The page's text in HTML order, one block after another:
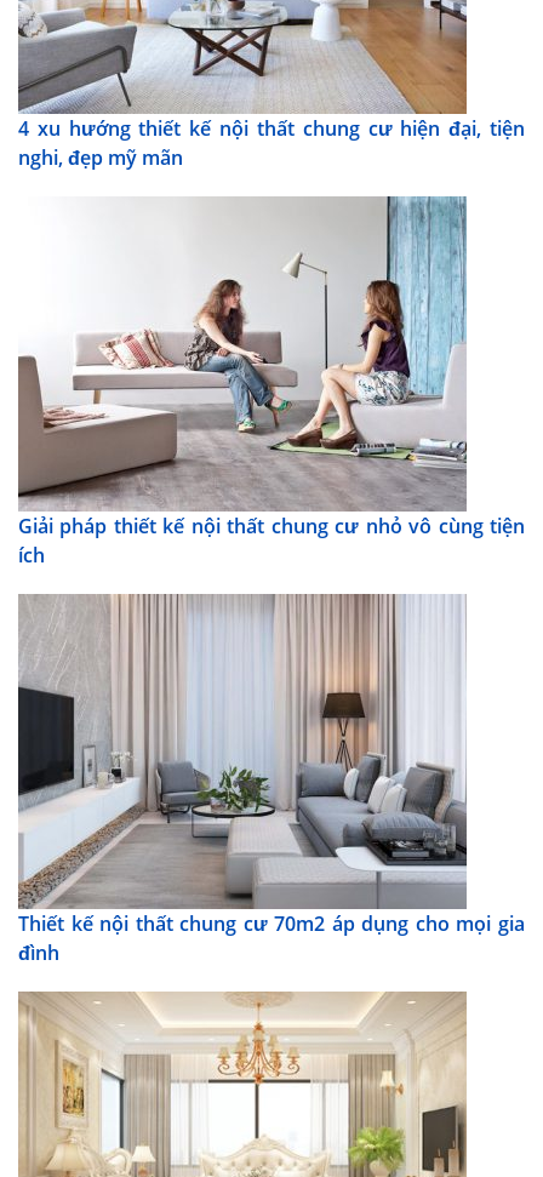
4 xu hướng thiết kế nội thất chung cư hiện đại, tiện
nghi, đẹp mỹ mãn
Giải pháp thiết kế nội thất chung cư nhỏ vô cùng tiện
ích
Thiết kế nội thất chung cư 70m2 áp dụng cho mọi gia
đình